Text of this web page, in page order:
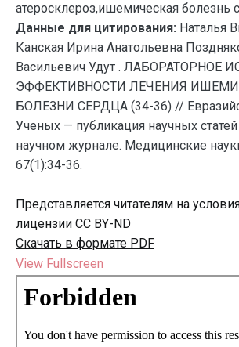
атеросклероз,ишемическая болезнь
Данные для цитирования: Наталья
Канская Ирина Анатольевна
Васильевич Удут . ЛАБОРАТОРНОЕ
ЭФФЕКТИВНОСТИ ЛЕЧЕНИЯ
БОЛЕЗНИ СЕРДЦА (34-36) //
Ученых — публикация научных
научном журнале. Медицинские
67(1):34-36.
Представляется читателям на
лицензии CC BY-ND
Скачать в формате PDF
View Fullscreen
Перейти
содержимому